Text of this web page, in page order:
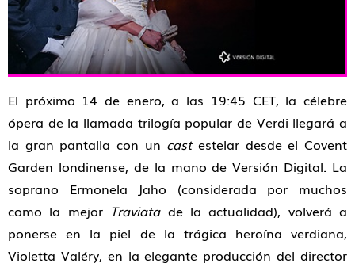
El próximo 14 de enero, a las 19:45 CET, la célebre
ópera de la llamada trilogía popular de Verdi llegará a
la gran pantalla con un castestelar desde el Covent
Garden londinense, de la mano de Versión Digital. La
soprano Ermonela Jaho (considerada por muchos
como la mejor Traviatade la actualidad), volverá a
ponerse en la piel de la trágica heroína verdiana,
Violetta Valéry, en la elegante producción del director